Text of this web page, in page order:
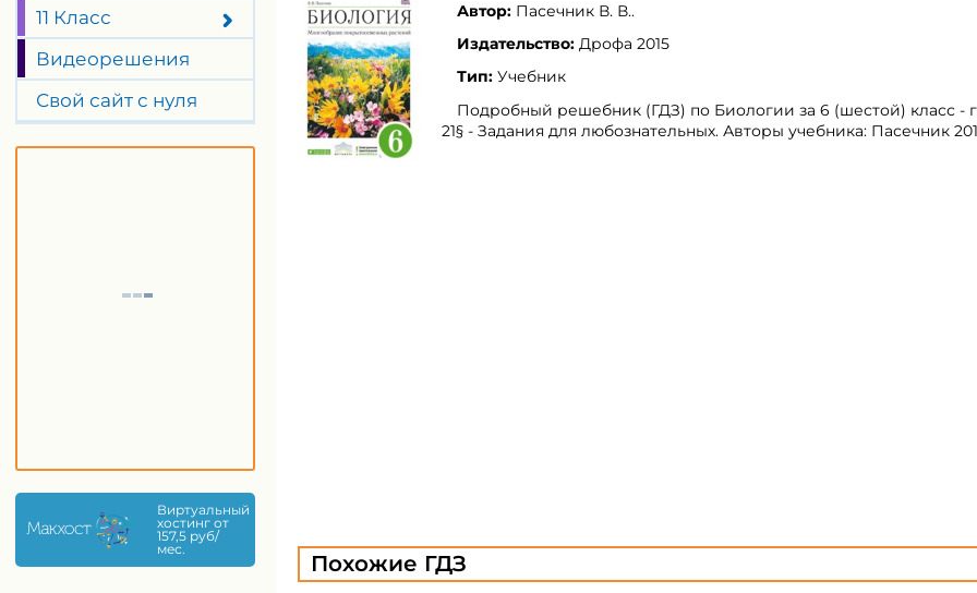
11 Класс
Видеорешения
Свой сайт с нуля
Виртуальный
хостинг от
157,5 руб/
мес.
Автор: Пасечник В. В..
Издательство: Дрофа 2015
Тип: Учебник
Подробный решебник (ГДЗ) по Биологии за 6 (шестой) класс -
21§ - Задания для любознательных. Авторы учебника: Пасечник
Похожие ГДЗ